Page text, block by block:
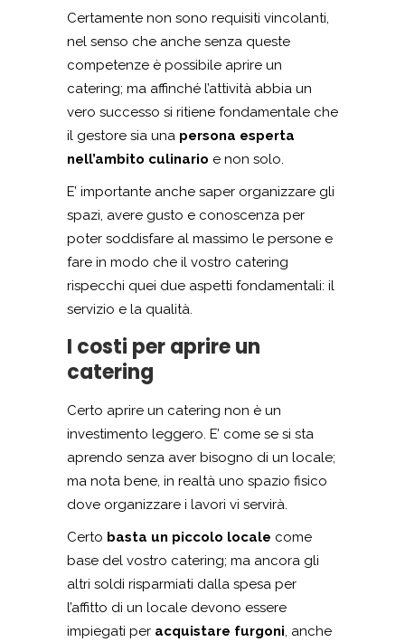
Certamente non sono requisiti vincolanti,
nel senso che anche senza queste
competenze è possibile aprire un
catering; ma affinché l’attività abbia un
vero successo si ritiene fondamentale che
il gestore sia una persona esperta
nell’ambito culinario e non solo.
E’ importante anche saper organizzare gli
spazi, avere gusto e conoscenza per
poter soddisfare al massimo le persone e
fare in modo che il vostro catering
rispecchi quei due aspetti fondamentali: il
servizio e la qualità.
I costi per aprire un
catering
Certo aprire un catering non è un
investimento leggero. E’ come se si sta
aprendo senza aver bisogno di un locale;
ma nota bene, in realtà uno spazio fisico
dove organizzare i lavori vi servirà.
Certo basta un piccolo locale come
base del vostro catering; ma ancora gli
altri soldi risparmiati dalla spesa per
l’affitto di un locale devono essere
impiegati per acquistare furgoni, anche